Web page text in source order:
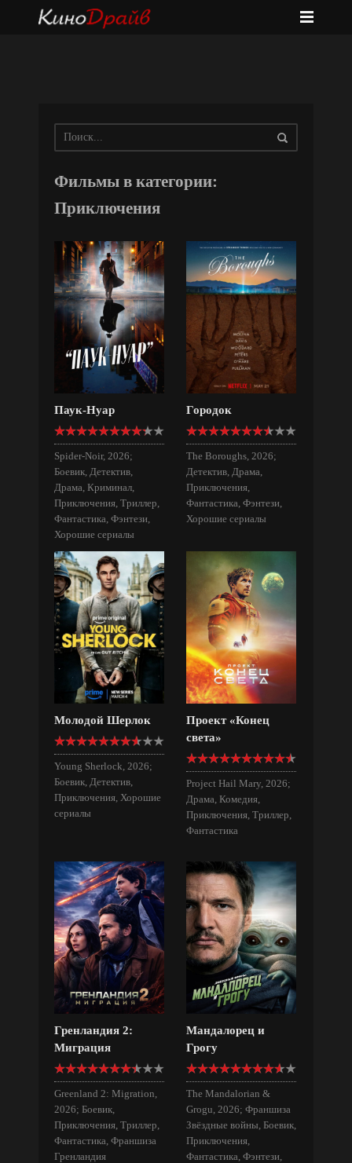
Фильмы в категории:
Приключения
Паук-Нуар
Spider-Noir, 2026;
Боевик, Детектив,
Драма, Криминал,
Приключения, Триллер,
Фантастика, Фэнтези,
Хорошие сериалы
Городок
The Boroughs, 2026;
Детектив, Драма,
Приключения,
Фантастика, Фэнтези,
Хорошие сериалы
Молодой Шерлок
Young Sherlock, 2026;
Боевик, Детектив,
Приключения, Хорошие
сериалы
Проект «Конец
света»
Project Hail Mary, 2026;
Драма, Комедия,
Приключения, Триллер,
Фантастика
Гренландия 2:
Миграция
Greenland 2: Migration,
2026; Боевик,
Приключения, Триллер,
Фантастика, Франшиза
Гренландия
Мандалорец и
Грогу
The Mandalorian &
Grogu, 2026; Франшиза
Звёздные войны, Боевик,
Приключения,
Фантастика, Фэнтези,